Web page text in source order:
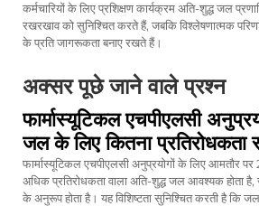
कर्मचारियों के लिए प्रशिक्षण कार्यक्रम अति-शुद्ध जल
रखरखाव को सुनिश्चित करते हैं, जबकि विश्लेषणात्मक
के प्रति जागरूकता बनाए रखते हैं।
अक्सर पूछे जाने वाले प्रश्न
फार्मास्यूटिकल एचपीएलसी
जल के लिए कितना
फार्मास्यूटिकल एचपीएलसी अनुप्रयोगों के लिए आमतौर
अधिक प्रतिरोधकता वाला अति-शुद्ध जल आवश्यक होता
के अनुरूप होता है। यह विशिष्टता सुनिश्चित करती है कि